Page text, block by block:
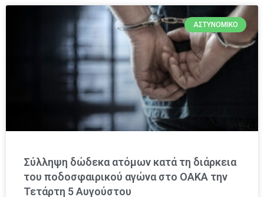
ΑΣΤΥΝΟΜΙΚΌ
Σύλληψη δώδεκα ατόμων κατά τη διάρκεια
του ποδοσφαιρικού αγώνα στο ΟΑΚΑ την
Τετάρτη 5 Αυγούστου